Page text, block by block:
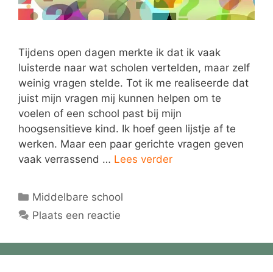
Tijdens open dagen merkte ik dat ik vaak
luisterde naar wat scholen vertelden, maar zelf
weinig vragen stelde. Tot ik me realiseerde dat
juist mijn vragen mij kunnen helpen om te
voelen of een school past bij mijn
hoogsensitieve kind. Ik hoef geen lijstje af te
werken. Maar een paar gerichte vragen geven
vaak verrassend … Lees verder
Categorieën
Middelbare school
Plaats een reactie